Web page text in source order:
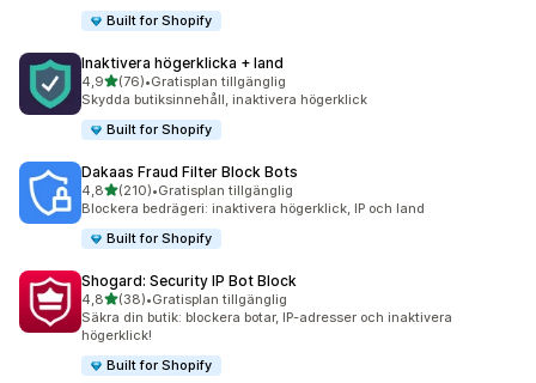
Built for Shopify
Inaktivera högerklicka + land
4,9av 5 stjärnor
(76)
76 recensioner totalt
•Gratisplan tillgänglig
Skydda butiksinnehåll, inaktivera högerklick
Built for Shopify
Dakaas Fraud Filter Block Bots
4,8av 5 stjärnor
(210)
210 recensioner totalt
•Gratisplan tillgänglig
Blockera bedrägeri: inaktivera högerklick, IP och land
Built for Shopify
Shogard: Security IP Bot Block
4,8av 5 stjärnor
(38)
38 recensioner totalt
•Gratisplan tillgänglig
Säkra din butik: blockera botar, IP-adresser och inaktivera
högerklick!
Built for Shopify